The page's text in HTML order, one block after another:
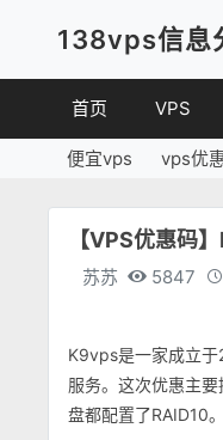
138vps信息
首页 VPS
VPS优惠
VPS评测
便宜vps vps优
【VPS优惠
苏苏 5847
K9vps是一家成立于
服务。这次优惠主
盘都配置了RAID10。